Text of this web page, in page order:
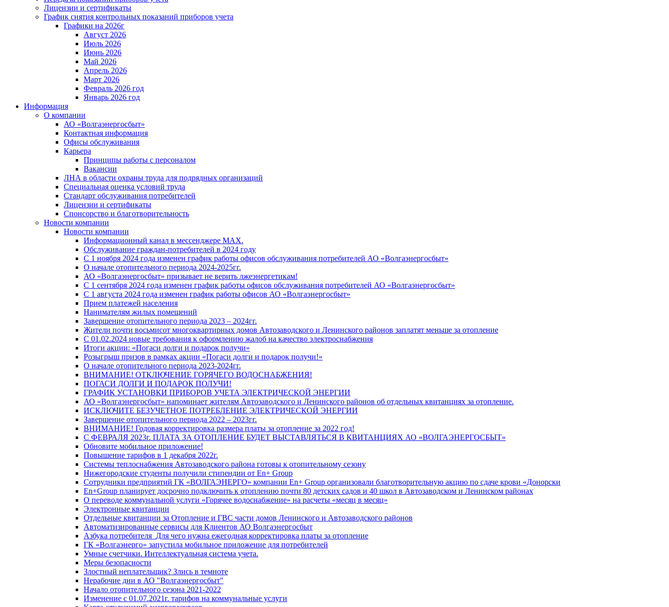
Лицензии и сертификаты
График снятия контрольных показаний приборов учета
Графики на 2026г
Август 2026
Июль 2026
Июнь 2026
Май 2026
Апрель 2026
Март 2026
Февраль 2026 год
Январь 2026 год
Информация
О компании
АО «Волгаэнергосбыт»
Контактная информация
Офисы обслуживания
Карьера
Принципы работы с персоналом
Вакансии
ЛНА в области охраны труда для подрядных организаций
Специальная оценка условий труда
Стандарт обслуживания потребителей
Лицензии и сертификаты
Спонсорство и благотворительность
Новости компании
Новости компании
Информационный канал в мессенджере MAX.
Обслуживание граждан-потребителей в 2024 году
С 1 ноября 2024 года изменен график работы офисов обслуживания потребителей АО «Волгаэнергосбыт»
О начале отопительного периода 2024-2025гг.
АО «Волгаэнергосбыт» призывает не верить лжеэнергетикам!
С 1 сентября 2024 года изменен график работы офисов обслуживания потребителей АО «Волгаэнергосбыт»
С 1 августа 2024 года изменен график работы офисов АО «Волгаэнергосбыт»
Прием платежей населения
Нанимателям жилых помещений
Завершение отопительного периода 2023 – 2024гг.
Жители почти восьмисот многоквартирных домов Автозаводского и Ленинского районов заплатят меньше за отопление
С 01.02.2024 новые требования к оформлению жалоб на качество электроснабжения
Итоги акции: «Погаси долги и подарок получи»
Розыгрыш призов в рамках акции «Погаси долги и подарок получи!»
О начале отопительного периода 2023-2024гг.
ВНИМАНИЕ! ОТКЛЮЧЕНИЕ ГОРЯЧЕГО ВОДОСНАБЖЕНИЯ!
ПОГАСИ ДОЛГИ И ПОДАРОК ПОЛУЧИ!
ГРАФИК УСТАНОВКИ ПРИБОРОВ УЧЕТА ЭЛЕКТРИЧЕСКОЙ ЭНЕРГИИ
АО «Волгаэнергосбыт» напоминает жителям Автозаводского и Ленинского районов об отдельных квитанциях за отопление.
ИСКЛЮЧИТЕ БЕЗУЧЕТНОЕ ПОТРЕБЛЕНИЕ ЭЛЕКТРИЧЕСКОЙ ЭНЕРГИИ
Завершение отопительного периода 2022 – 2023гг.
ВНИМАНИЕ! Годовая корректировка размера платы за отопление за 2022 год!
С ФЕВРАЛЯ 2023г. ПЛАТА ЗА ОТОПЛЕНИЕ БУДЕТ ВЫСТАВЛЯТЬСЯ В КВИТАНЦИЯХ АО «ВОЛГАЭНЕРГОСБЫТ»
Обновите мобильное приложение!
Повышение тарифов в 1 декабря 2022г.
Системы теплоснабжения Автозаводского района готовы к отопительному сезону
Нижегородские студенты получили стипендии от En+ Group
Сотрудники предприятий ГК «ВОЛГАЭНЕРГО» компании En+ Group организовали благотворительную акцию по сдаче крови «Донорски
En+Group планирует досрочно подключить к отоплению почти 80 детских садов и 40 школ в Автозаводском и Ленинском районах
О переводе коммунальной услуги «Горячее водоснабжение» на расчеты «месяц в месяц»
Электронные квитанции
Отдельные квитанции за Отопление и ГВС части домов Ленинского и Автозаводского районов
Автоматизированные сервисы для Клиентов АО Волгаэнергосбыт
Азбука потребителя_Для чего нужна ежегодная корректировка платы за отопление
ГК «Волгаэнерго» запустила мобильное приложение для потребителей
Умные счетчики. Интеллектуальная система учета.
Меры безопасности
Злостный неплательщик? Злись в темноте
Нерабочие дни в АО "Волгаэнергосбыт"
Начало отопительного сезона 2021-2022
Изменение с 01.07.2021г. тарифов на коммунальные услуги